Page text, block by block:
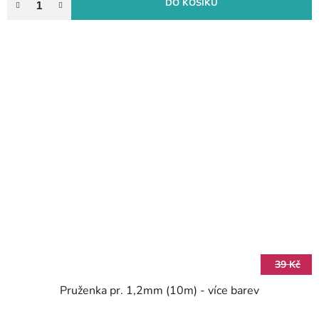
DO KOŠÍKU
39 Kč
Pruženka pr. 1,2mm (10m) - více barev